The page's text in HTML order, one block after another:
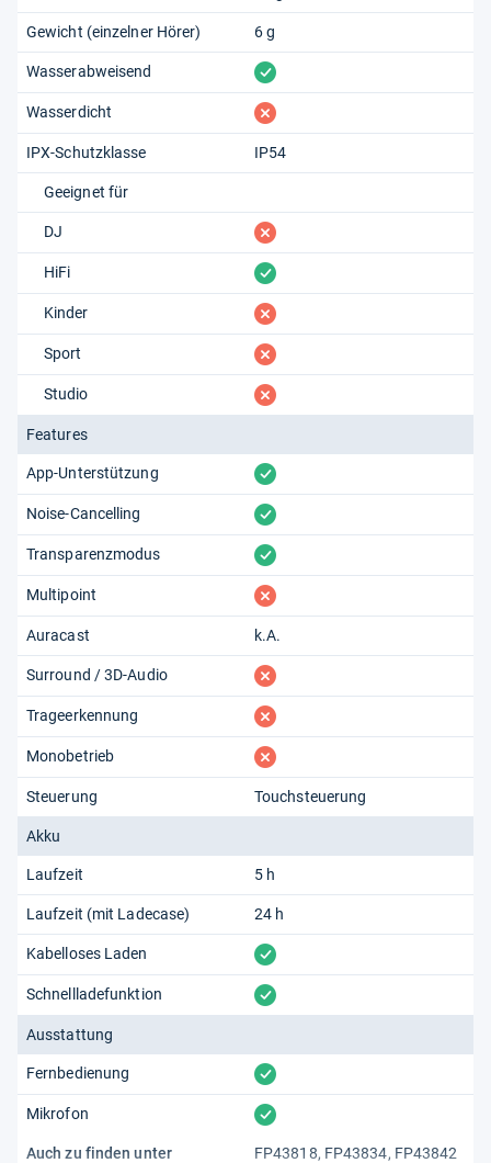
Gewicht (einzelner Hörer) 6 g
Wasserabweisend vorhanden
Wasserdicht fehlt
IPX-Schutzklasse IP54
Geeignet für
DJ fehlt
HiFi vorhanden
Kinder fehlt
Sport fehlt
Studio fehlt
Features
App-Unterstützung vorhanden
Noise-Cancelling vorhanden
Transparenzmodus vorhanden
Multipoint fehlt
Auracast k.A.
Surround / 3D-Audio fehlt
Trageerkennung fehlt
Monobetrieb fehlt
Steuerung Touchsteuerung
Akku
Laufzeit 5 h
Laufzeit (mit Ladecase) 24 h
Kabelloses Laden vorhanden
Schnellladefunktion vorhanden
Ausstattung
Fernbedienung vorhanden
Mikrofon vorhanden
Auch zu finden unter
FP43818, FP43834, FP43842